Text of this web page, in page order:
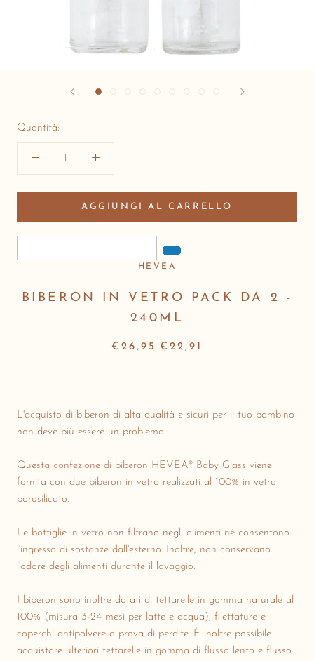
Quantità:
AGGIUNGI AL CARRELLO
HEVEA
BIBERON IN VETRO PACK DA 2 -
240ML
€26,95 €22,91
L'acquisto di biberon di alta qualità e sicuri per il tuo bambino
non deve più essere un problema.
Questa confezione di biberon HEVEA® Baby Glass viene
fornita con due biberon in vetro realizzati al 100% in vetro
borosilicato.
Le bottiglie in vetro non filtrano negli alimenti né consentono
l'ingresso di sostanze dall'esterno. Inoltre, non conservano
l'odore degli alimenti durante il lavaggio.
I biberon sono inoltre dotati di tettarelle in gomma naturale al
100% (misura 3-24 mesi per latte e acqua), filettature e
coperchi antipolvere a prova di perdite. È inoltre possibile
acquistare ulteriori tettarelle in gomma di flusso lento e flusso